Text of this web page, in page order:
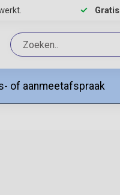
Gratis
of aanmeetafspraak